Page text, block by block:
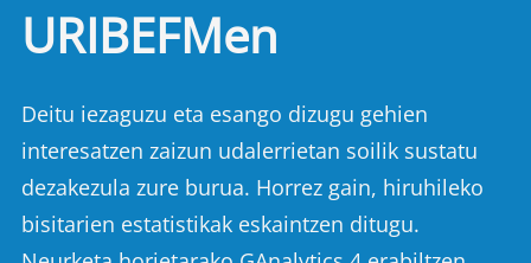
URIBEFMen
Deitu iezaguzu eta esango dizugu gehien
interesatzen zaizun udalerrietan soilik sustatu
dezakezula zure burua. Horrez gain, hiruhileko
bisitarien estatistikak eskaintzen ditugu.